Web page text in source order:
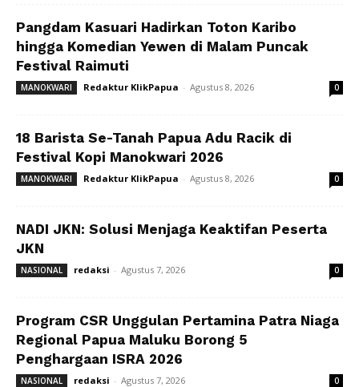
Pangdam Kasuari Hadirkan Toton Karibo
hingga Komedian Yewen di Malam Puncak
Festival Raimuti
MANOKWARI Redaktur KlikPapua - Agustus 8, 2026 0
18 Barista Se-Tanah Papua Adu Racik di
Festival Kopi Manokwari 2026
MANOKWARI Redaktur KlikPapua - Agustus 8, 2026 0
NADI JKN: Solusi Menjaga Keaktifan Peserta
JKN
NASIONAL redaksi - Agustus 7, 2026 0
Program CSR Unggulan Pertamina Patra Niaga
Regional Papua Maluku Borong 5
Penghargaan ISRA 2026
NASIONAL redaksi - Agustus 7, 2026 0